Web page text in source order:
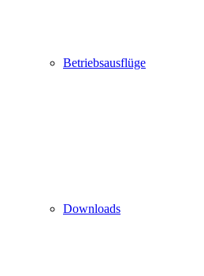
Betriebsausflüge
Downloads